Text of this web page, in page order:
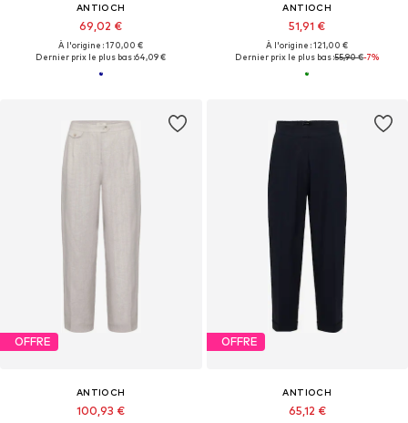
ANTIOCH
69,02 €
À l'origine : 170,00 €
Dernier prix le plus bas :64,09 €
ANTIOCH
51,91 €
À l'origine : 121,00 €
Dernier prix le plus bas :55,90 €-7%
OFFRE
ANTIOCH
100,93 €
OFFRE
ANTIOCH
65,12 €